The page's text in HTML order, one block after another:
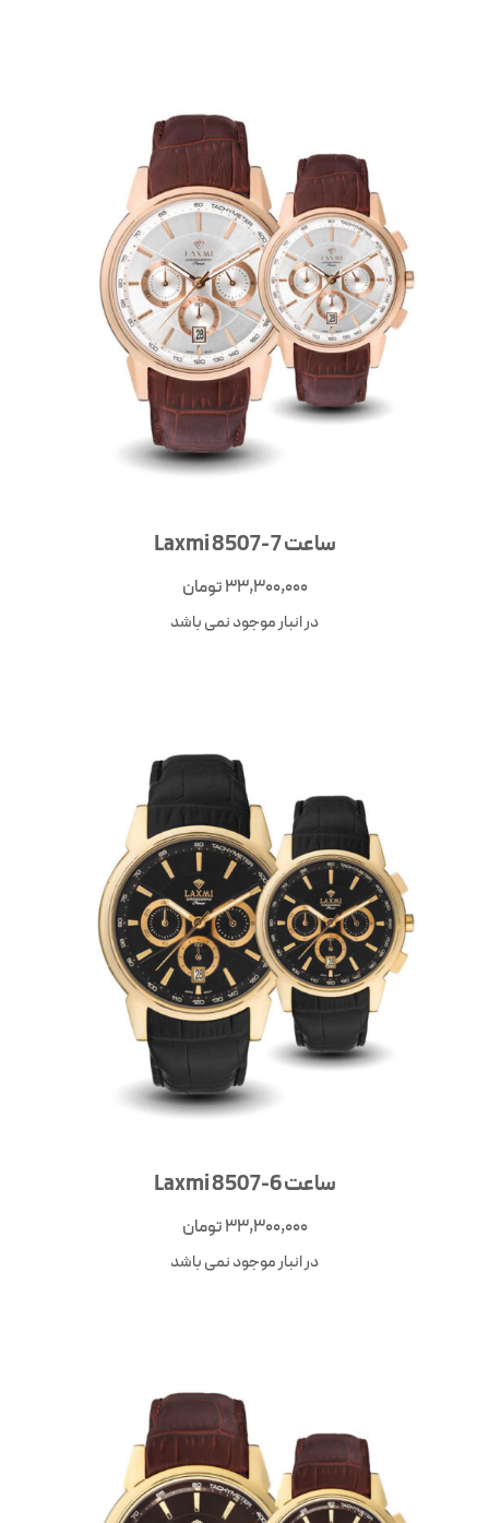
ساعت Laxmi 8507-7
33,300,000تومان
در انبار موجود نمی باشد
ساعت Laxmi 8507-6
33,300,000تومان
در انبار موجود نمی باشد